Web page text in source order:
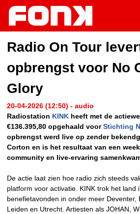
Radio On Tour
opbrengst voor No
Glory
20-04-2026 (12:50) - audio
Radiostation KINK heeft met de
€136.395,80 opgehaald voorStichting
opbrengst werd live op zender
Corton en is het resultaat van een
community en live-ervaring
De actie laat zien hoe radio zich steeds
platform voor activatie. KINK trok het land
benefietavonden in onder meer Deventer,
Leiden en Utrecht. Artiesten als JOHAN,